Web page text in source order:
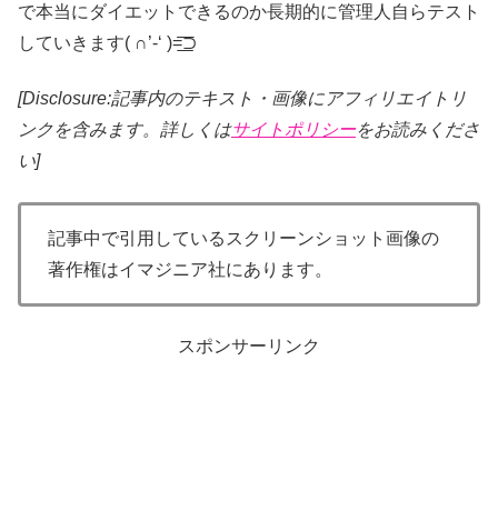
で本当にダイエットできるのか長期的に管理人自らテスト
していきます( ∩’-‘ )=͟͟͞͞⊃
[Disclosure:記事内のテキスト・画像にアフィリエイトリ
ンクを含みます。詳しくはサイトポリシーをお読みくださ
い]
記事中で引用しているスクリーンショット画像の
著作権はイマジニア社にあります。
スポンサーリンク